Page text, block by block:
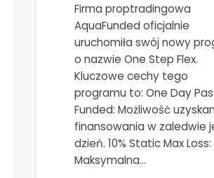
Firma proptradingowa
AquaFunded oficjalnie
uruchomiła swój nowy
o nazwie One Step Flex.
Kluczowe cechy tego
programu to: One Day
Funded: Możliwość
finansowania w zaledwie
dzień. 10% Static Max Loss:
Maksymalna…